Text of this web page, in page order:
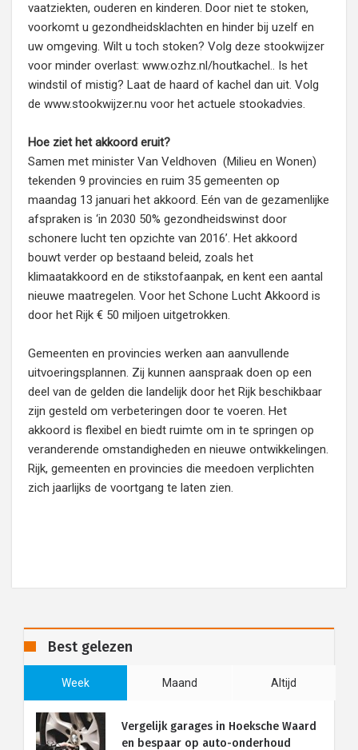
vaatziekten, ouderen en kinderen. Door niet te stoken,
voorkomt u gezondheidsklachten en hinder bij uzelf en
uw omgeving. Wilt u toch stoken? Volg deze stookwijzer
voor minder overlast: www.ozhz.nl/houtkachel.. Is het
windstil of mistig? Laat de haard of kachel dan uit. Volg
de www.stookwijzer.nu voor het actuele stookadvies.
Hoe ziet het akkoord eruit?
Samen met minister Van Veldhoven (Milieu en Wonen)
tekenden 9 provincies en ruim 35 gemeenten op
maandag 13 januari het akkoord. Eén van de gezamenlijke
afspraken is ‘in 2030 50% gezondheidswinst door
schonere lucht ten opzichte van 2016’. Het akkoord
bouwt verder op bestaand beleid, zoals het
klimaatakkoord en de stikstofaanpak, en kent een aantal
nieuwe maatregelen. Voor het Schone Lucht Akkoord is
door het Rijk € 50 miljoen uitgetrokken.
Gemeenten en provincies werken aan aanvullende
uitvoeringsplannen. Zij kunnen aanspraak doen op een
deel van de gelden die landelijk door het Rijk beschikbaar
zijn gesteld om verbeteringen door te voeren. Het
akkoord is flexibel en biedt ruimte om in te springen op
veranderende omstandigheden en nieuwe ontwikkelingen.
Rijk, gemeenten en provincies die meedoen verplichten
zich jaarlijks de voortgang te laten zien.
Best gelezen
Week Maand Altijd
Vergelijk garages in Hoeksche Waard
en bespaar op auto-onderhoud